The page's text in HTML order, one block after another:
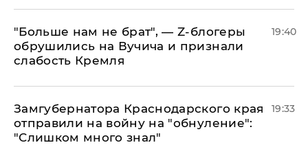
​"Больше нам не брат", — Z-блогеры
обрушились на Вучича и признали
слабость Кремля
19:40
Замгубернатора Краснодарского края
отправили на войну на "обнуление":
"Слишком много знал"
19:33